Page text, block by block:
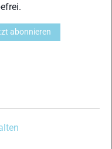
abonnieren